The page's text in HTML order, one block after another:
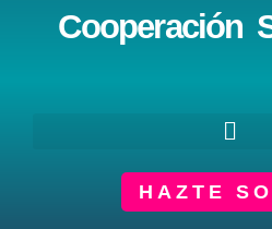
Cooperación
HAZTE